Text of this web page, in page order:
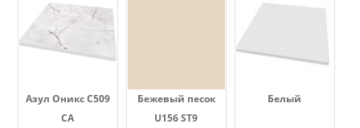
Азул Оникс С509
СА
Бежевый песок
U156 ST9
Белый